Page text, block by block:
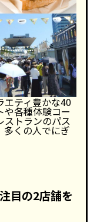
エティ豊かな40
や各種体験コー
ストランのパス
多くの人でにぎ
目の2店舗を